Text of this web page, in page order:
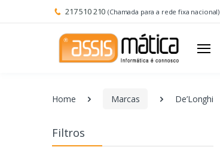
217 510 210 (Chamada para a rede fixa nacional)
Home Marcas De’Longhi
Filtros